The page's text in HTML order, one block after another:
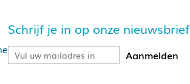
Schrijf je in op onze nieuwsbrief